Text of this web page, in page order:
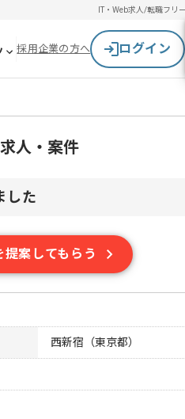
IT・Web求人/転職フリ
採用企業の方へ ログイン
人・案件
した
提案してもらう
西新宿（東京都）